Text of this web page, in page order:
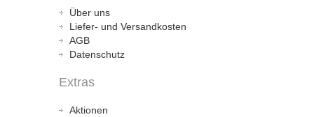
Über uns
Liefer- und Versandkosten
AGB
Datenschutz
Extras
Aktionen